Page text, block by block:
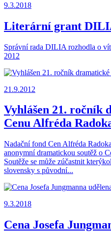
9.3.2018
Literární grant
Správní rada DILIA rozhodla o
2012
21.9.2012
Vyhlášen 21. ročník
Cenu Alfréda
Nadační fond Cen Alfréda
anonymní dramatickou soutěž o
Soutěže se může zúčastnit
slovensky s původní...
9.3.2018
Cena Josefa